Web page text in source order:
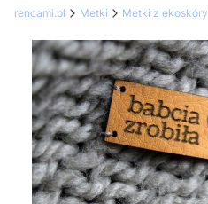
rencami.pl Metki Metki z ekoskóry